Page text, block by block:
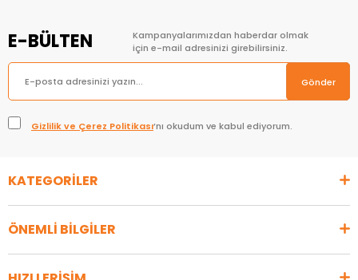
E-BÜLTEN
Kampanyalarımızdan haberdar olmak
için e-mail adresinizi girebilirsiniz.
Gönder
Gizlilik ve Çerez Politikası’nı okudum ve kabul ediyorum.
KATEGORİLER
ÖNEMLİ BİLGİLER